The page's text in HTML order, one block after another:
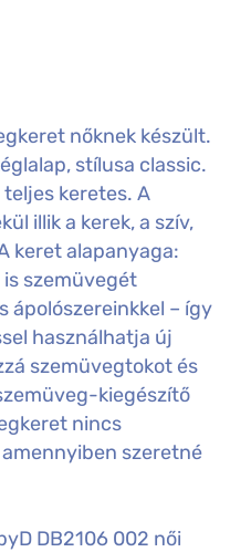
nőknek készült.
stílusa classic.
keretes. A
illik a kerek, a szív,
keret alapanyaga:
is szemüvegét
ápolószereinkkel – így
használhatja új
szemüvegtokot és
kiegészítő
nincs
szeretné
DB2106 002 női